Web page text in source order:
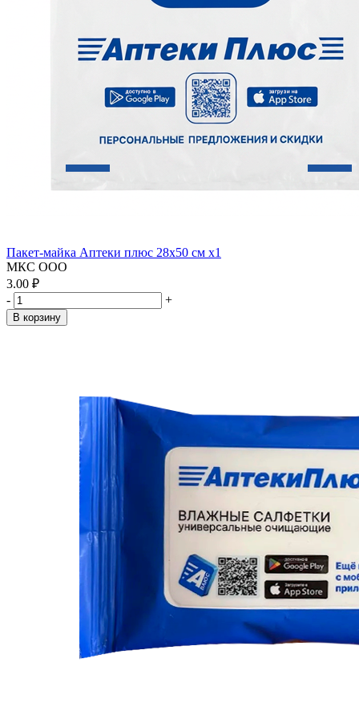
Пакет-майка Аптеки плюс 28х50 см x1
МКС ООО
3.00 ₽
-
+
В корзину